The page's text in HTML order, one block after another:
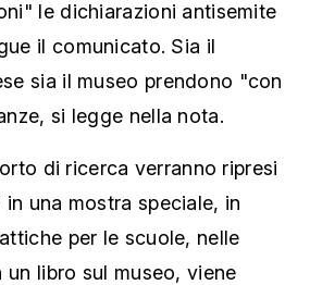
le dichiarazioni antisemite
il comunicato. Sia il
sia il museo prendono "con
si legge nella nota.
di ricerca verranno ripresi
una mostra speciale, in
per le scuole, nelle
libro sul museo, viene